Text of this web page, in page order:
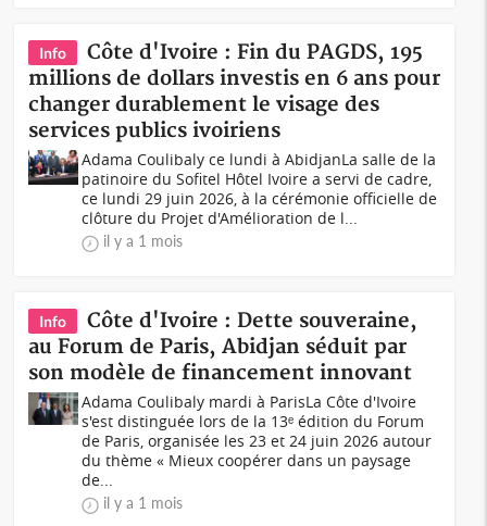
Info
Côte d'Ivoire : Fin du PAGDS, 195
millions de dollars investis en 6 ans pour
changer durablement le visage des
services publics ivoiriens
Adama Coulibaly ce lundi à AbidjanLa salle de la
patinoire du Sofitel Hôtel Ivoire a servi de cadre,
ce lundi 29 juin 2026, à la cérémonie officielle de
clôture du Projet d'Amélioration de l...
il y a 1 mois
Info
Côte d'Ivoire : Dette souveraine,
au Forum de Paris, Abidjan séduit par
son modèle de financement innovant
Adama Coulibaly mardi à ParisLa Côte d'Ivoire
s'est distinguée lors de la 13ᵉ édition du Forum
de Paris, organisée les 23 et 24 juin 2026 autour
du thème « Mieux coopérer dans un paysage
de...
il y a 1 mois